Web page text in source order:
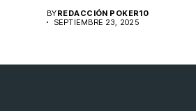
BYREDACCIÓN POKER10
SEPTIEMBRE 23, 2025